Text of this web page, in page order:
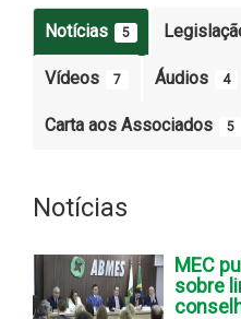
Notícias 5
Vídeos 7 Áudios 4
Carta aos Associados 5
Notícias
MEC
sobre